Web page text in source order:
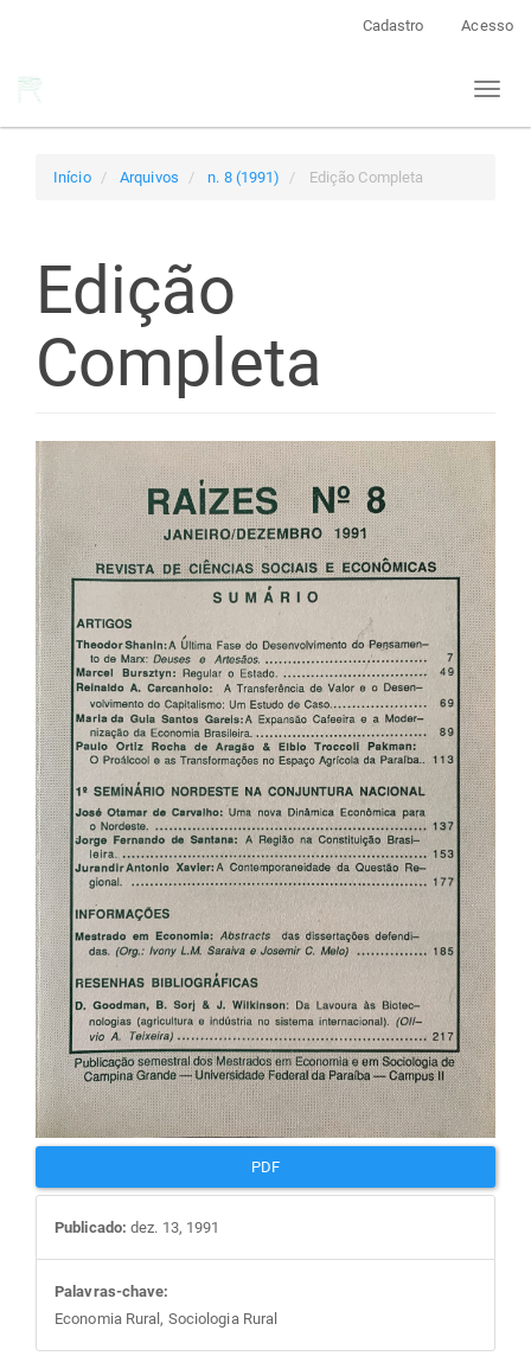
Cadastro Acesso
Toggle
Início Arquivos n. 8 (1991) Edição Completa
Edição
Completa
Barra
lateral
de
artigos
PDF
Publicado: dez. 13, 1991
Palavras-chave:
Economia Rural, Sociologia Rural